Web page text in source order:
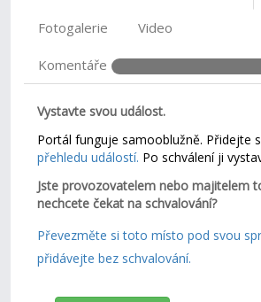
Fotogalerie Video
Komentáře
Vystavte svou událost.
Portál funguje samooblužně. Přidejte
přehledu událostí. Po schválení ji
Jste provozovatelem nebo majitelem
nechcete čekat na schvalování?
Převezměte si toto místo pod svou
přidávejte bez schvalování.